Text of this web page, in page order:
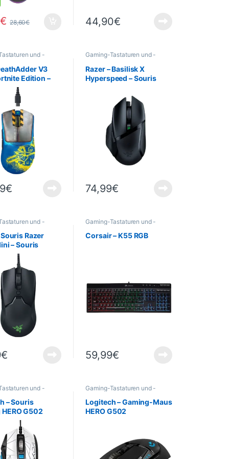
€ 28,60€ 44,90€
und -
V3
Edition –
Base – 1000 Hz –
€
Gaming-Tastaturen und -
,
Peripheriegeräte,Maus
Razer – Basilisk X
Hyperspeed – Souris
boutons configurables –
Capteur optique – Noir
74,99€
und -
Souris Razer
– Souris
Filaire – PC / Mac
€
Gaming-Tastaturen und -
Mäuse,
Corsair – K55 RGB
59,99€
und -
,Maus
– Souris
G502
Gaming-Tastaturen und -
Mäuse,
Peripheriegeräte,
PROMOTIONS,Maus
Logitech – Gaming-Maus
HERO G502